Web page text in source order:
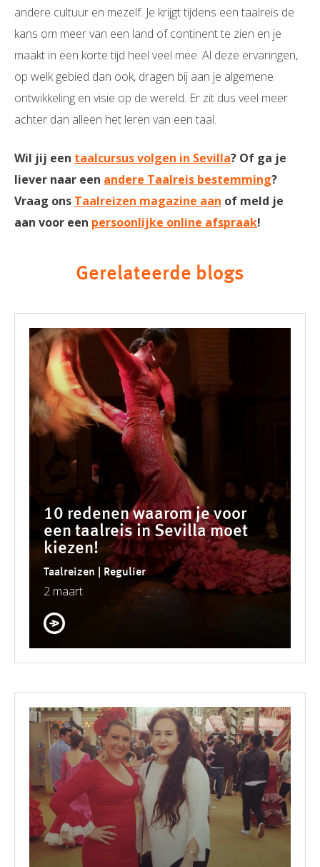
andere cultuur en mezelf. Je krijgt tijdens een taalreis de
kans om meer van een land of continent te zien en je
maakt in een korte tijd heel veel mee. Al deze ervaringen,
op welk gebied dan ook, dragen bij aan je algemene
ontwikkeling en visie op de wereld. Er zit dus veel meer
achter dan alleen het leren van een taal.
Wil jij een taalcursus volgen in Sevilla? Of ga je
liever naar een andere Taalreis bestemming?
Vraag ons Taalreizen magazine aan of meld je
aan voor een persoonlijke online afspraak!
Gerelateerde blogs
10 redenen waarom je voor
een taalreis in Sevilla moet
kiezen!
Taalreizen | Regulier
2 maart